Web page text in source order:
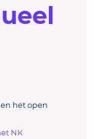
het open
NK